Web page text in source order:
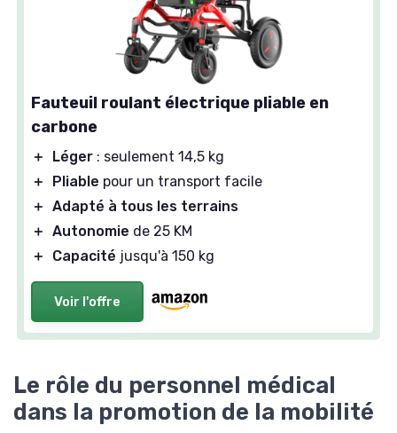
Fauteuil roulant électrique pliable en
carbone
＋ Léger : seulement 14,5 kg
＋
Pliable pour un transport facile
＋ Adapté à tous les terrains
＋ Autonomie de 25 KM
＋
Capacité jusqu'à 150 kg
Voir l'offre
Le rôle du personnel médical
dans la promotion de la mobilité